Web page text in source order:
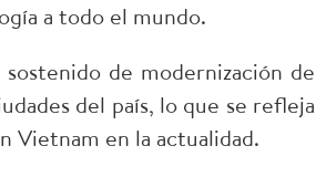
a todo el mundo.
de modernización de
del país, lo que se refleja
Vietnam en la actualidad.